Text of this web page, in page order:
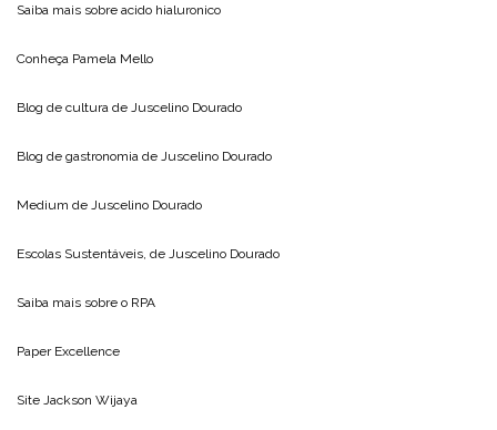
Saiba mais sobre acido hialuronico
Conheça Pamela Mello
Blog de cultura de Juscelino Dourado
Blog de gastronomia de Juscelino Dourado
Medium de Juscelino Dourado
Escolas Sustentáveis, de Juscelino Dourado
Saiba mais sobre o RPA
Paper Excellence
Site Jackson Wijaya